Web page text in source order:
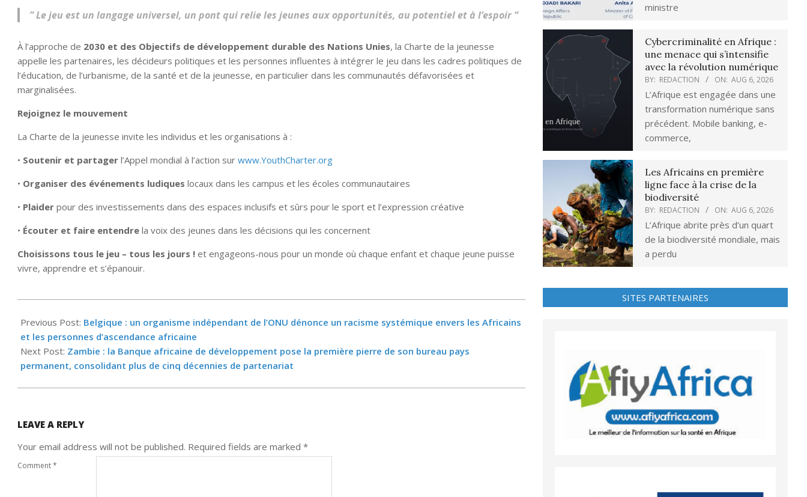
” Le jeu est un langage universel, un pont qui relie les jeunes aux opportunités, au potentiel et à l’espoir “
À l’approche de 2030 et des Objectifs de développement durable des Nations Unies, la Charte de la jeunesse
appelle les partenaires, les décideurs politiques et les personnes influentes à intégrer le jeu dans les cadres politiques de
l’éducation, de l’urbanisme, de la santé et de la jeunesse, en particulier dans les communautés défavorisées et
marginalisées.
Rejoignez le mouvement
La Charte de la jeunesse invite les individus et les organisations à :
• Soutenir et partager l’Appel mondial à l’action sur www.YouthCharter.org
• Organiser des événements ludiques locaux dans les campus et les écoles communautaires
• Plaider pour des investissements dans des espaces inclusifs et sûrs pour le sport et l’expression créative
• Écouter et faire entendre la voix des jeunes dans les décisions qui les concernent
Choisissons tous le jeu – tous les jours ! et engageons-nous pour un monde où chaque enfant et chaque jeune puisse
vivre, apprendre et s’épanouir.
06-
12
Previous Post: Belgique : un organisme indépendant de l’ONU dénonce un racisme systémique envers les Africains
et les personnes d’ascendance africaine
Next Post: Zambie : la Banque africaine de développement pose la première pierre de son bureau pays
permanent, consolidant plus de cinq décennies de partenariat
LEAVE A REPLY
Your email address will not be published. Required fields are marked *
Comment*
ministre
Cybercriminalité en Afrique :
une menace qui s’intensifie
avec la révolution numérique
BY: REDACTION ON: AUG 6, 2026
L’Afrique est engagée dans une
transformation numérique sans
précédent. Mobile banking, e-
commerce,
Les Africains en première
ligne face à la crise de la
biodiversité
BY: REDACTION ON: AUG 6, 2026
L’Afrique abrite près d’un quart
de la biodiversité mondiale, mais
a perdu
SITES PARTENAIRES